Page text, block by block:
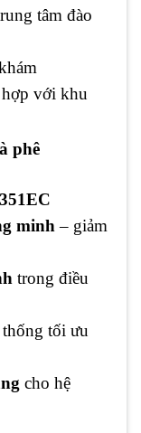
tâm đào
với khu
phê
minh– giảm
trong điều
thống tối ưu
cho hệ